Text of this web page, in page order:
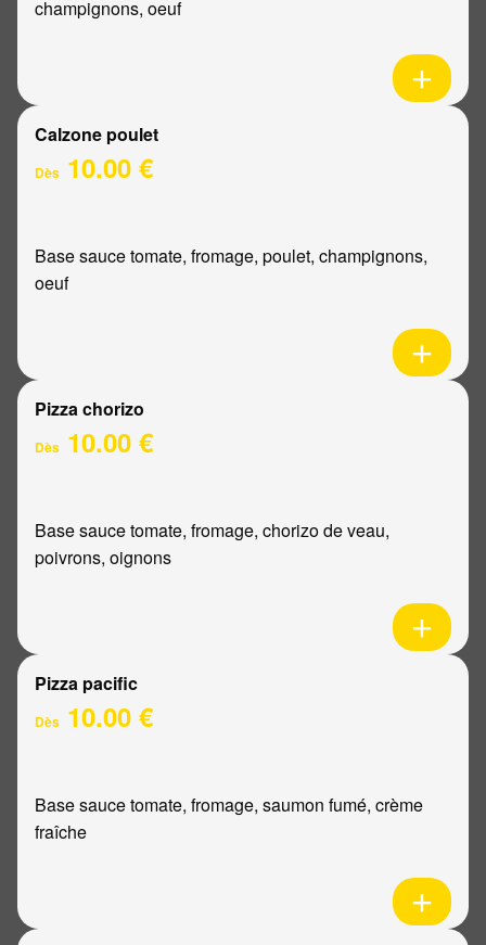
champignons, oeuf
Calzone poulet
Dès 10.00 €
Base sauce tomate, fromage, poulet, champignons,
oeuf
Pizza chorizo
Dès 10.00 €
Base sauce tomate, fromage, chorizo de veau,
poivrons, oignons
Pizza pacific
Dès 10.00 €
Base sauce tomate, fromage, saumon fumé, crème
fraîche